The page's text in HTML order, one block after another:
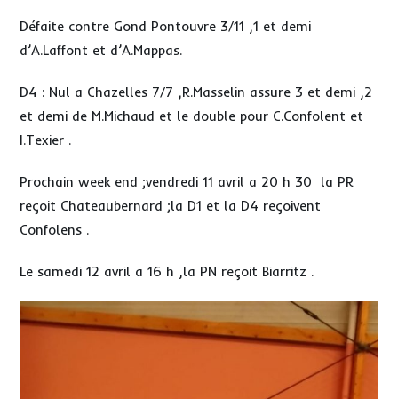
Défaite contre Gond Pontouvre 3/11 ,1 et demi
d’A.Laffont et d’A.Mappas.
D4 : Nul a Chazelles 7/7 ,R.Masselin assure 3 et demi ,2
et demi de M.Michaud et le double pour C.Confolent et
I.Texier .
Prochain week end ;vendredi 11 avril a 20 h 30 la PR
reçoit Chateaubernard ;la D1 et la D4 reçoivent
Confolens .
Le samedi 12 avril a 16 h ,la PN reçoit Biarritz .